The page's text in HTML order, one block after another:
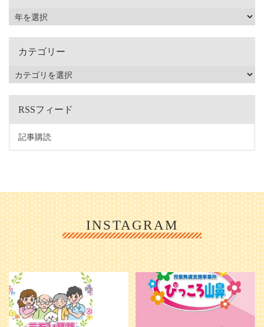
カテゴリー
RSSフィード
記事購読
INSTAGRAM
利用者様やご家族の皆さまに、親し
みや温かさが伝わるようなデザイン
を目指し、ミモレのイラストを新し
く作...
20 0
＼ 2026年6月1日 OPEN ／
...
25 0